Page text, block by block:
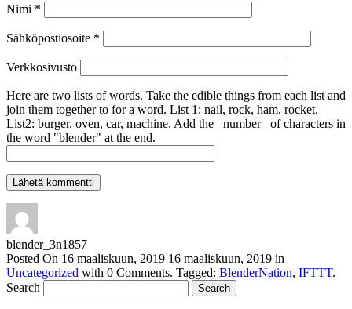
Nimi *
Sähköpostiosoite *
Verkkosivusto
Here are two lists of words. Take the edible things from each list and
join them together to for a word. List 1: nail, rock, ham, rocket.
List2: burger, oven, car, machine. Add the _number_ of characters in
the word "blender" at the end.
blender_3n1857
Posted On 16 maaliskuun, 2019 16 maaliskuun, 2019 in
Uncategorized with 0 Comments. Tagged: BlenderNation, IFTTT.
Search